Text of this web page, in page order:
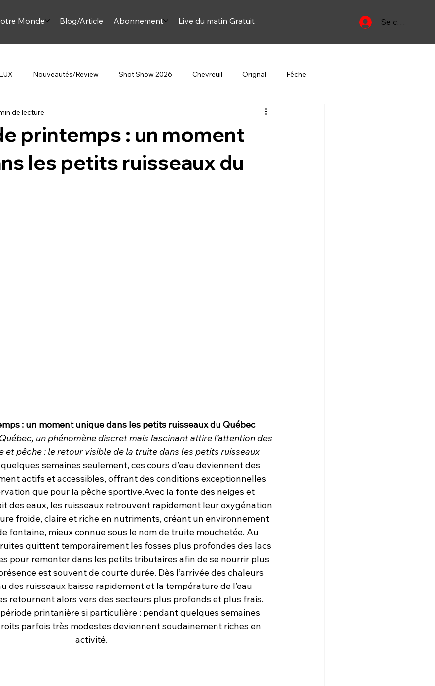
Monde Blog/Article Abonnement Live du matin Gratuit Se connecter
Nouveautés/Review Shot Show 2026 Chevreuil Orignal Pêche
Au Féminin Oiseau migrateur
sur la chasse
printemps : un moment
les petits ruisseaux du
de lecture
: un moment unique dans les petits ruisseaux du Québec
un phénomène discret mais fascinant attire l’attention des
et pêche : le retour visible de la truite dans les petits ruisseaux
semaines seulement, ces cours d’eau deviennent des
actifs et accessibles, offrant des conditions exceptionnelles
que pour la pêche sportive.Avec la fonte des neiges et
des eaux, les ruisseaux retrouvent rapidement leur oxygénation
froide, claire et riche en nutriments, créant un environnement
fontaine, mieux connue sous le nom de truite mouchetée. Au
quittent temporairement les fosses plus profondes des lacs
pour remonter dans les petits tributaires afin de se nourrir plus
est souvent de courte durée. Dès l’arrivée des chaleurs
des ruisseaux baisse rapidement et la température de l’eau
retournent alors vers des secteurs plus profonds et plus frais.
période printanière si particulière : pendant quelques semaines
parfois très modestes deviennent soudainement riches en
activité.